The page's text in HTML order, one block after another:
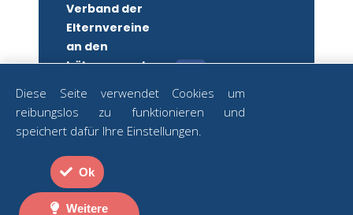
Verband der
Elternvereine
an den
höheren und
582879250
Strozzigasse
2
Diese Seite verwendet Cookies um
reibungslos zu funktionieren und
speichert dafür Ihre Einstellungen.
Ok